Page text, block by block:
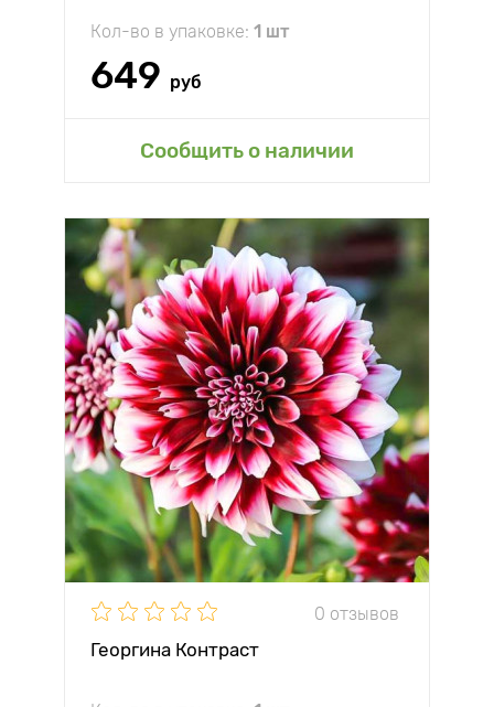
Кол-во в упаковке: 1 шт
649 руб
Сообщить о наличии
0 отзывов
Георгина Контраст